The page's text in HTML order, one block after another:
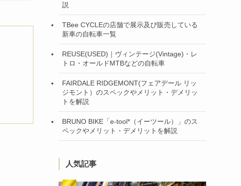
説
TBee CYCLEの店舗で展示及び販売している
新車の自転車一覧
REUSE(USED)｜ヴィンテージ(Vintage)・レ
トロ・オールドMTBなどの自転車
FAIRDALE RIDGEMONT(フェアデール リッ
ジモント）のスペックやメリット・デメリッ
トを解説
BRUNO BIKE「e-tool*（イーツール）」のス
ペックやメリット・デメリットを解説
人気記事